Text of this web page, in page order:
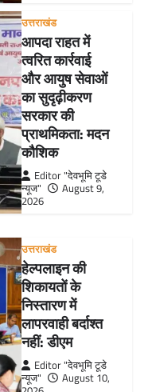
उत्तराखंड
आपदा राहत में
त्वरित कार्रवाई
और आयुष सेवाओं
का सुदृढ़ीकरण
सरकार की
प्राथमिकता: मदन
कौशिक
Editor "देवभूमि टूडे
न्यूज"
August 9,
2026
उत्तराखंड
हेल्पलाइन की
शिकायतों के
निस्तारण में
लापरवाही बर्दाश्त
नहीं: डीएम
Editor "देवभूमि टूडे
न्यूज"
August 10,